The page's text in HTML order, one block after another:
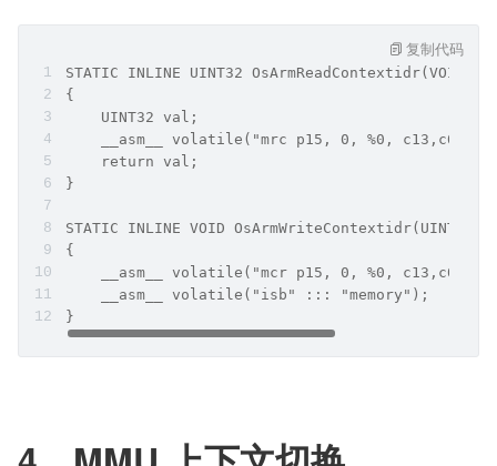
STATIC INLINE UINT32 OsArmReadContextidr(VOID)
{
    UINT32 val;
__asm__ volatile("mrc p15, 0, %0, c13,c0,1"
    return val;
}
STATIC INLINE VOID OsArmWriteContextidr(UINT32
{
__asm__ volatile("mcr p15, 0, %0, c13,c0,1"
    __asm__ volatile("isb" ::: "memory");
}
复制代码